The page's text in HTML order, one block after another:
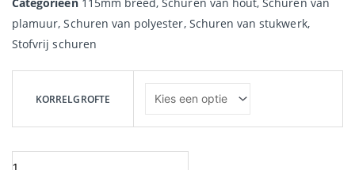
€108.40
plamuur,Schuren van polyester, Schuren van stukwerk,
Stofvrij schuren
KORRELGROFTE
Abranet
115